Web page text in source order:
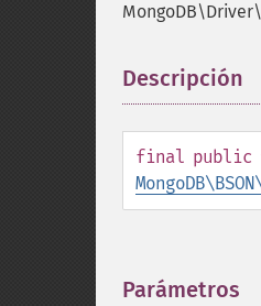
Descripción
final public
Parámetros